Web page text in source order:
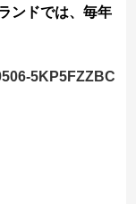
ンドでは、毎年
5KP5FZZBC